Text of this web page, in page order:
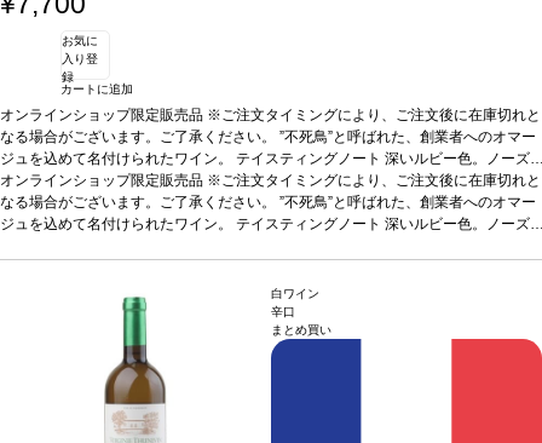
お気に
入り登
録
カートに追加
オンラインショップ限定販売品 ※ご注文タイミングにより、ご注文後に在庫切れと
なる場合がございます。ご了承ください。 ”不死鳥”と呼ばれた、創業者へのオマー
ジュを込めて名付けられたワイン。 テイスティングノート 深いルビー色。ノーズ
は濃いなめし革や熟したチェリーを示し、ほのかな胡椒が加わる。フルーティーで
スモーキーな味わいを感じ、中程度の心地よいタンニンを持つ。表情豊かで複雑な
一本。合う料理グリルやロースト肉、ストロングチーズなどと好相性葡萄品種メ
オンラインショップ限定販売品 ※ご注文タイミングにより、ご注文後に在庫切れと
なる場合がございます。ご了承ください。 ”不死鳥”と呼ばれた、創業者へのオマー
ジュを込めて名付けられたワイン。 テイスティングノート 深いルビー色。ノーズ
グリルやロースト肉、ストロングチーズなどと好相性
ルロー 80%、カベルネ・フラン 20%
白ワイン
辛口
まとめ買い